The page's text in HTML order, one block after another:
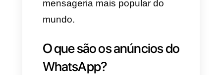
testar constantemente novas
posicionar na mente dos seus
consumidores e no mercado.